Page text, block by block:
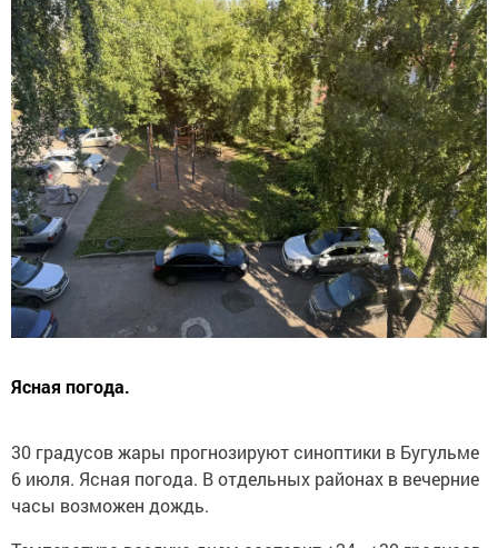
Ясная погода.
30 градусов жары прогнозируют синоптики в Бугульме
6 июля. Ясная погода. В отдельных районах в вечерние
часы возможен дождь.